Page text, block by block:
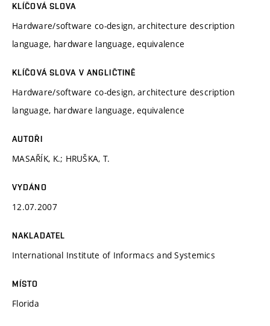
KLÍČOVÁ SLOVA
Hardware/software co-design, architecture description
language, hardware language, equivalence
KLÍČOVÁ SLOVA V ANGLIČTINĚ
Hardware/software co-design, architecture description
language, hardware language, equivalence
AUTOŘI
MASAŘÍK, K.; HRUŠKA, T.
VYDÁNO
12.07.2007
NAKLADATEL
International Institute of Informacs and Systemics
MÍSTO
Florida